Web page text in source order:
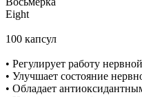
Eight
100 капсул
• Регулирует работу
• Улучшает состояние
• Обладает